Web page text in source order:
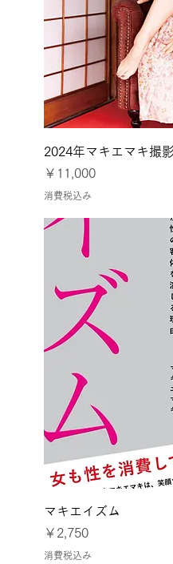
2024年マキエマキ撮
価格
￥11,000
消費税込み
マキエイズム
価格
￥2,750
消費税込み